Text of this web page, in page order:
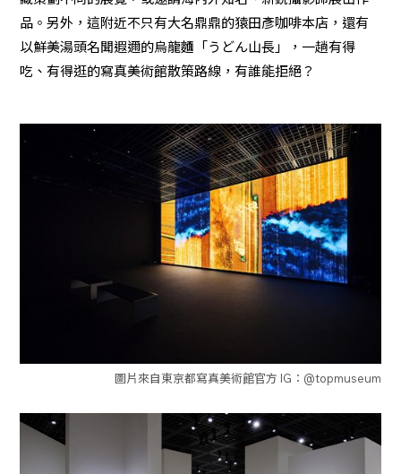
品。另外，這附近不只有大名鼎鼎的猿田彥咖啡本店，還有
以鮮美湯頭名聞遐邇的烏龍麵「うどん山長」，一趟有得
吃、有得逛的寫真美術館散策路線，有誰能拒絕？
圖片來自東京都寫真美術館官方 IG：@topmuseum